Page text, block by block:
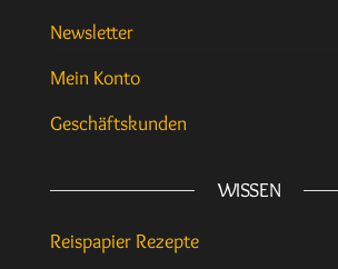
Newsletter
Mein Konto
Geschäftskunden
WISSEN
Reispapier Rezepte